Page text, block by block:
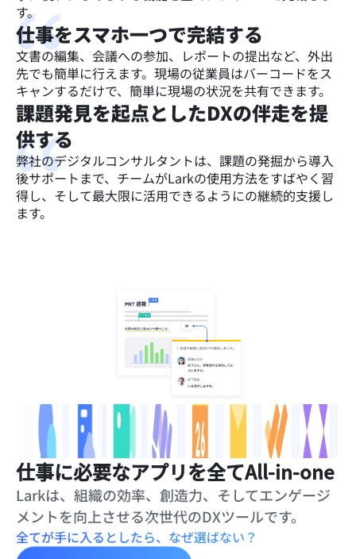
す。
仕事をスマホ一つで完結する
文書の編集、会議への参加、レポートの提出など、外出
先でも簡単に行えます。現場の従業員はバーコードをス
キャンするだけで、簡単に現場の状況を共有できます。
課題発見を起点としたDXの伴走を提
供する
弊社のデジタルコンサルタントは、課題の発掘から導入
後サポートまで、チームがLarkの使用方法をすばやく習
得し、そして最大限に活用できるようにの継続的支援し
ます。
仕事に必要なアプリを全てAll-in-one
Larkは、組織の効率、創造力、そしてエンゲージ
メントを向上させる次世代のDXツールです。
全てが手に入るとしたら、なぜ選ばない？